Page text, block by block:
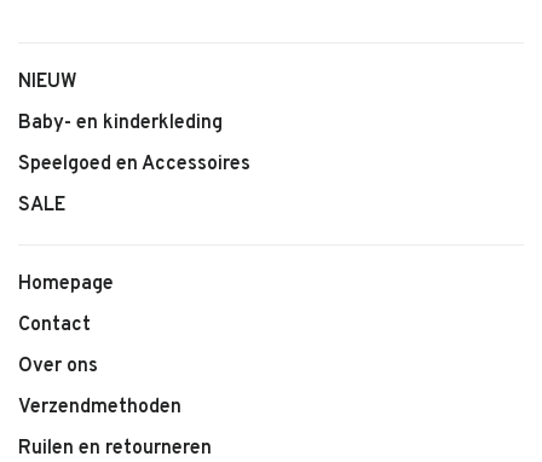
NIEUW
Baby- en kinderkleding
Speelgoed en Accessoires
SALE
Homepage
Contact
Over ons
Verzendmethoden
Ruilen en retourneren